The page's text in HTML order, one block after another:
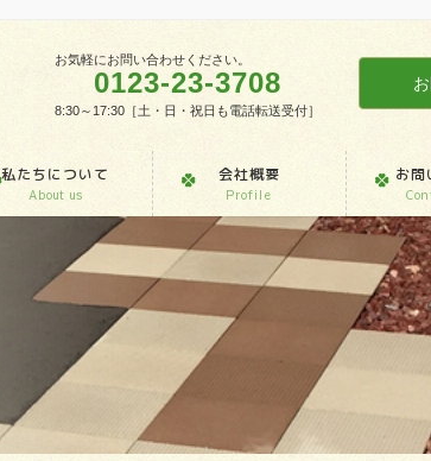
お気軽にお問い合わせください。
0123-23-3708
8:30～17:30［土・日・祝日も電話転送受付］
私たちについて
About us
会社概要
Profile
お問